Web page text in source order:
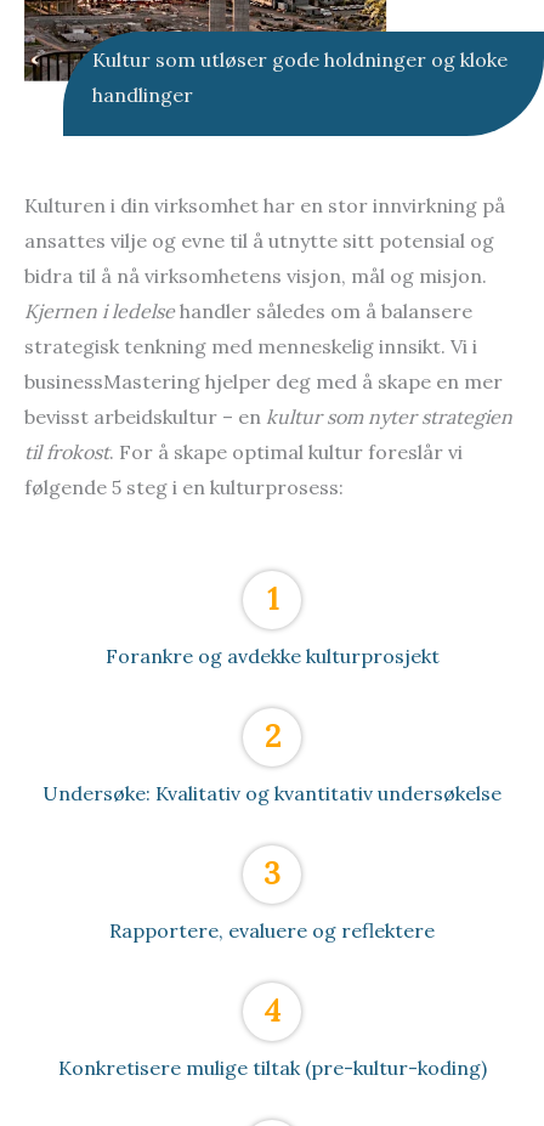
Kultur som utløser gode holdninger og kloke
handlinger
Kulturen i din virksomhet har en stor innvirkning på
ansattes vilje og evne til å utnytte sitt potensial og
bidra til å nå virksomhetens visjon, mål og misjon.
Kjernen i ledelsehandler således om å balansere
strategisk tenkning med menneskelig innsikt. Vi i
businessMastering hjelper deg med å skape en mer
bevisst arbeidskultur – en kultur som nyter strategien
til frokost. For å skape optimal kultur foreslår vi
følgende 5 steg i en kulturprosess:
1
Forankre og avdekke kulturprosjekt
2
Undersøke: Kvalitativ og kvantitativ undersøkelse
3
Rapportere, evaluere og reflektere
4
Konkretisere mulige tiltak (pre-kultur-koding)